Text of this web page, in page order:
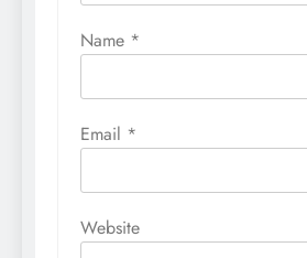
Name *
Email *
Website